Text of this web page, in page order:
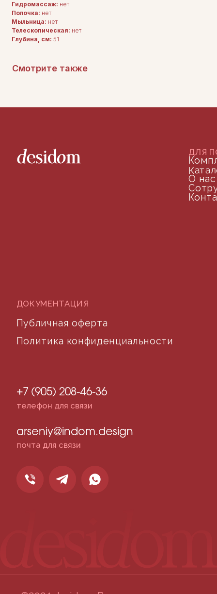
Гидромассаж: нет
Полочка: нет
Мыльница: нет
Телескопическая: нет
Глубина, см: 51
Смотрите также
телефон для связи